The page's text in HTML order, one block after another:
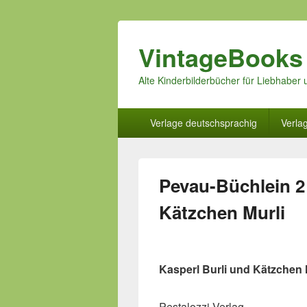
VintageBooks
Alte Kinderbilderbücher für Liebhaber
Verlage deutschsprachig
Pevau-Büchlein
Kätzchen Murli
Kasperl Burli und Kätzchen